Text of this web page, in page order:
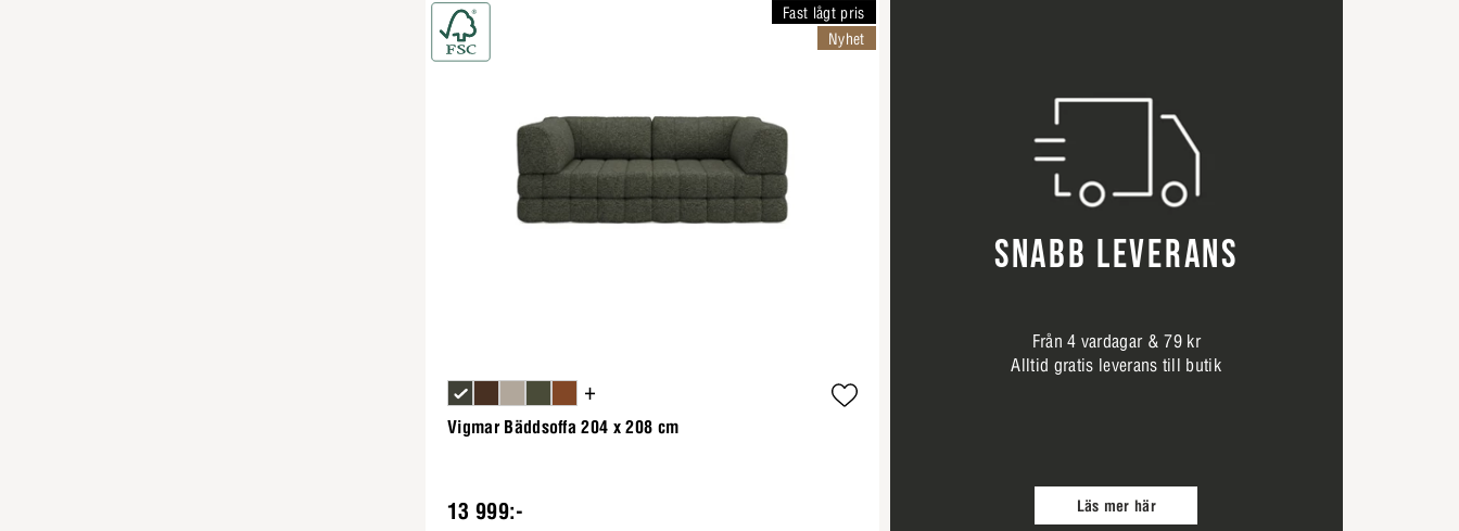
+
Vigmar Bäddsoffa 204 x 208 cm
13 999:-
Fast lågt pris
Nyhet
SNABB LEVERANS
Från 4 vardagar & 79 kr
Alltid gratis leverans till butik
Läs mer här